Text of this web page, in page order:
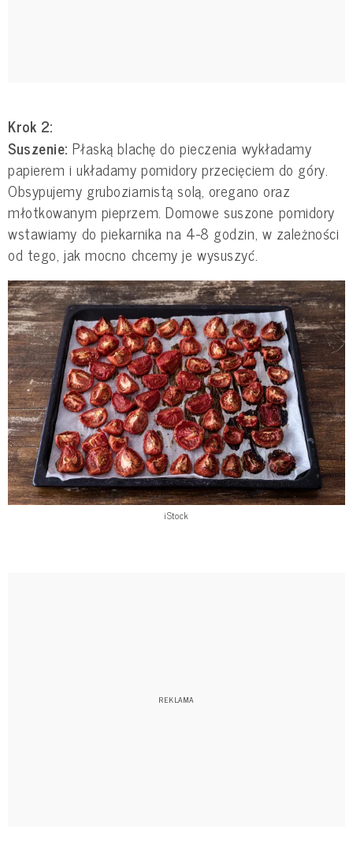
Krok 2:
Suszenie: Płaską blachę do pieczenia wykładamy
papierem i układamy pomidory przecięciem do góry.
Obsypujemy gruboziarnistą solą, oregano oraz
młotkowanym pieprzem. Domowe suszone pomidory
wstawiamy do piekarnika na 4-8 godzin, w zależności
od tego, jak mocno chcemy je wysuszyć.
iStock